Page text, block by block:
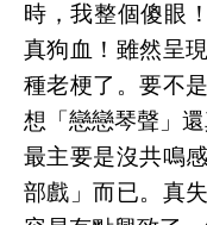
時，我整個傻眼
真狗血！雖然呈
種老梗了。要不
想「戀戀琴聲」還
最主要是沒共鳴
部戲」而已。真